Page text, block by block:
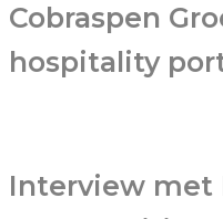
Cobraspen
hospitality
Interview met